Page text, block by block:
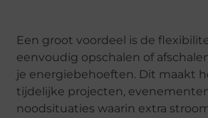
Een groot voordeel is de
eenvoudig opschalen of
je energiebehoeften. Dit maakt
tijdelijke projecten,
noodsituaties waarin extra